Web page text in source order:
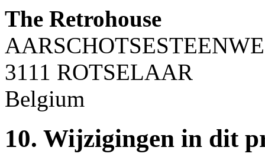
The Retrohouse
3111 ROTSELAAR
Belgium
10. Wijzigingen in dit